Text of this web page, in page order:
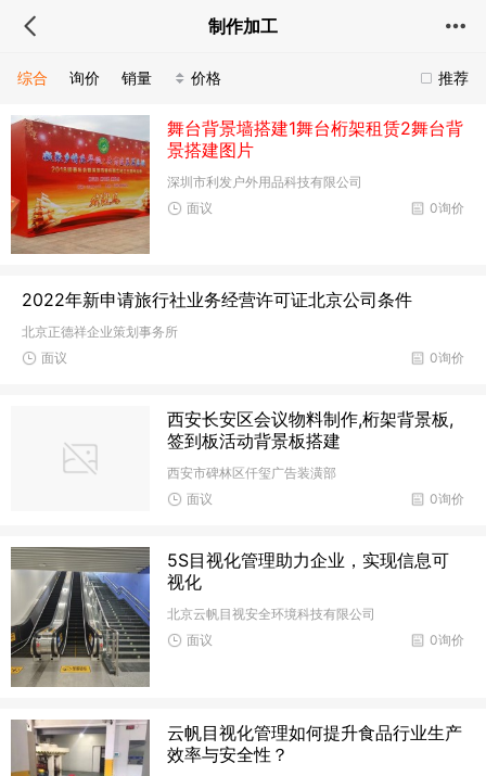
制作加工
推荐
综合 询价 销量 价格
舞台背景墙搭建1舞台桁架租赁2舞台背
景搭建图片
深圳市利发户外用品科技有限公司
0询价
面议
2022年新申请旅行社业务经营许可证北京公司条件
北京正德祥企业策划事务所
0询价
面议
西安长安区会议物料制作,桁架背景板,
签到板活动背景板搭建
西安市碑林区仟玺广告装潢部
0询价
面议
5S目视化管理助力企业，实现信息可
视化
北京云帆目视安全环境科技有限公司
0询价
面议
云帆目视化管理如何提升食品行业生产
效率与安全性？